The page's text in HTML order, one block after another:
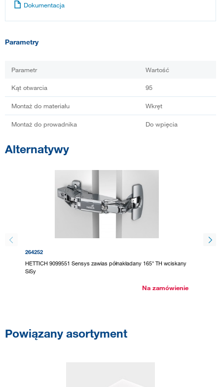
Dokumentacja
Parametry
Parametr Wartość
Kąt otwarcia 95
Montaż do materiału Wkręt
Montaż do prowadnika Do wpięcia
Alternatywy
264252
HETTICH 9099551 Sensys zawias półnakładany 165° TH wciskany
SiSy
Na zamówienie
Powiązany asortyment